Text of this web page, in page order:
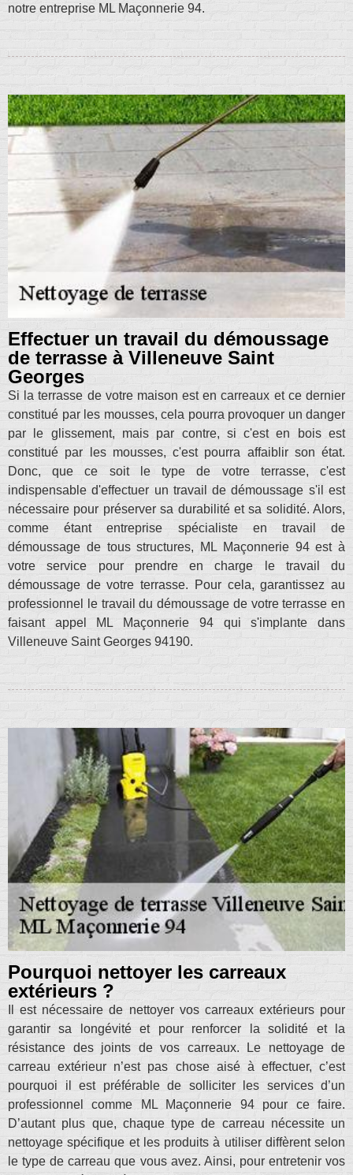
notre entreprise ML Maçonnerie 94.
Effectuer un travail du démoussage
de terrasse à Villeneuve Saint
Georges
Si la terrasse de votre maison est en carreaux et ce dernier
constitué par les mousses, cela pourra provoquer un danger
par le glissement, mais par contre, si c'est en bois est
constitué par les mousses, c'est pourra affaiblir son état.
Donc, que ce soit le type de votre terrasse, c'est
indispensable d'effectuer un travail de démoussage s'il est
nécessaire pour préserver sa durabilité et sa solidité. Alors,
comme étant entreprise spécialiste en travail de
démoussage de tous structures, ML Maçonnerie 94 est à
votre service pour prendre en charge le travail du
démoussage de votre terrasse. Pour cela, garantissez au
professionnel le travail du démoussage de votre terrasse en
faisant appel ML Maçonnerie 94 qui s'implante dans
Villeneuve Saint Georges 94190.
Pourquoi nettoyer les carreaux
extérieurs ?
Il est nécessaire de nettoyer vos carreaux extérieurs pour
garantir sa longévité et pour renforcer la solidité et la
résistance des joints de vos carreaux. Le nettoyage de
carreau extérieur n’est pas chose aisé à effectuer, c’est
pourquoi il est préférable de solliciter les services d’un
professionnel comme ML Maçonnerie 94 pour ce faire.
D’autant plus que, chaque type de carreau nécessite un
nettoyage spécifique et les produits à utiliser diffèrent selon
le type de carreau que vous avez. Ainsi, pour entretenir vos